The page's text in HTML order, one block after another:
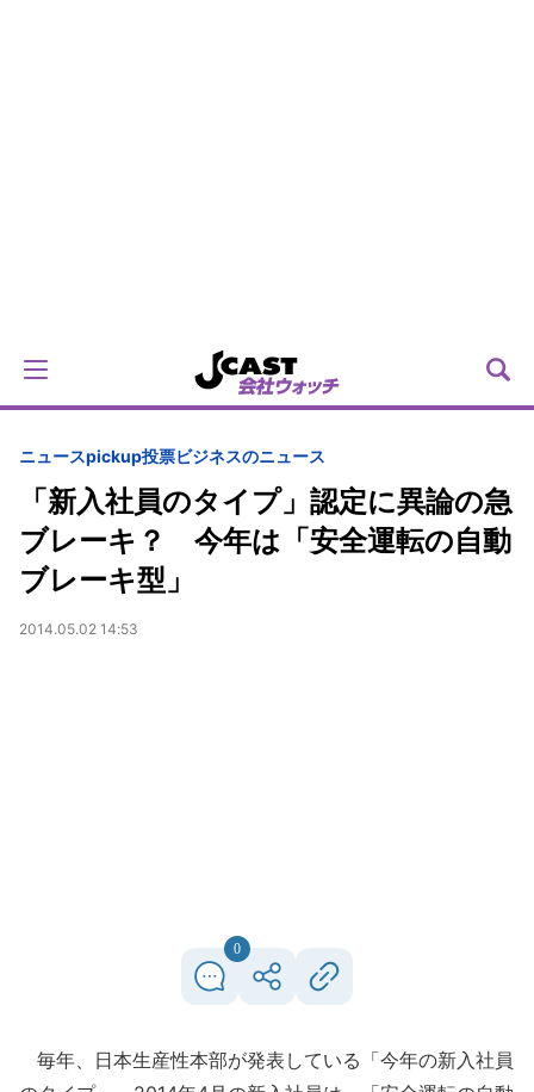
ニュースpickup投票ビジネスのニュース
「新入社員のタイプ」認定に異論の急
ブレーキ？ 今年は「安全運転の自動
ブレーキ型」
2014.05.02 14:53
0
毎年、日本生産性本部が発表している「今年の新入社員